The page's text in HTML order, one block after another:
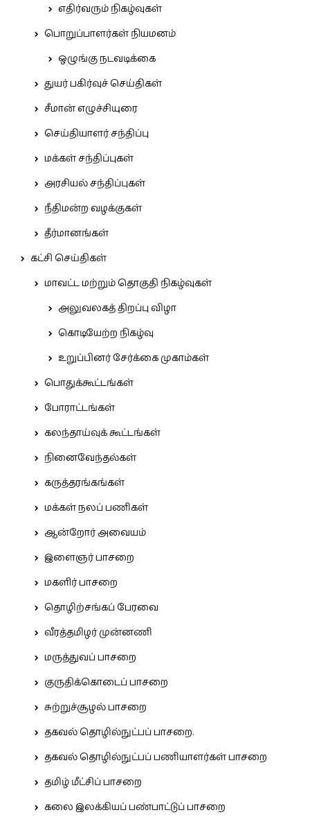
எதிர்வரும் நிகழ்வுகள்
பொறுப்பாளர்கள் நியமனம்
ஒழுங்கு நடவடிக்கை
துயர் பகிர்வுச் செய்திகள்
சீமான் எழுச்சியுரை
செய்தியாளர் சந்திப்பு
மக்கள் சந்திப்புகள்
அரசியல் சந்திப்புகள்
நீதிமன்ற வழக்குகள்
தீர்மானங்கள்
கட்சி செய்திகள்
மாவட்ட மற்றும் தொகுதி நிகழ்வுகள்
அலுவலகத் திறப்பு விழா
கொடியேற்ற நிகழ்வு
உறுப்பினர் சேர்க்கை முகாம்கள்
பொதுக்கூட்டங்கள்
போராட்டங்கள்
கலந்தாய்வுக் கூட்டங்கள்
நினைவேந்தல்கள்
கருத்தரங்கங்கள்
மக்கள் நலப் பணிகள்
ஆன்றோர் அவையம்
இளைஞர் பாசறை
மகளிர் பாசறை
தொழிற்சங்கப் பேரவை
வீரத்தமிழர் முன்னணி
மருத்துவப் பாசறை
குருதிக்கொடைப் பாசறை
சுற்றுச்சூழல் பாசறை
தகவல் தொழில்நுட்பப் பாசறை.
தகவல் தொழில்நுட்பப் பணியாளர்கள் பாசறை
தமிழ் மீட்சிப் பாசறை
கலை இலக்கியப் பண்பாட்டுப் பாசறை